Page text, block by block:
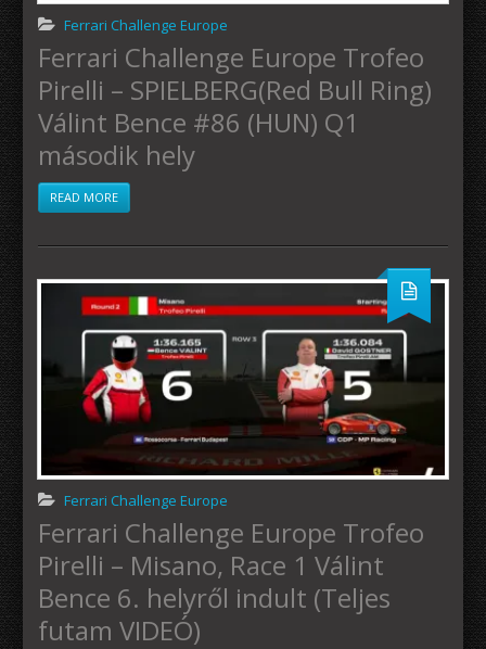
Ferrari Challenge Europe
Ferrari Challenge Europe Trofeo
Pirelli – SPIELBERG(Red Bull Ring)
Válint Bence #86 (HUN) Q1
második hely
READ MORE
Ferrari Challenge Europe
Ferrari Challenge Europe Trofeo
Pirelli – Misano, Race 1 Válint
Bence 6. helyről indult (Teljes
futam VIDEÓ)